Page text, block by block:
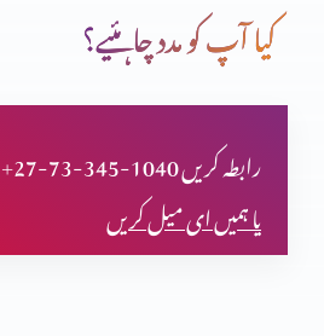
دعا (حصہ اول)
مسیحی مردم شماری اور ہماری زمہ داری
کیا آپ کو مدد چاہئیے؟
+27-73-345-1040 رابطہ کریں
یا ہمیں ای میل کریں